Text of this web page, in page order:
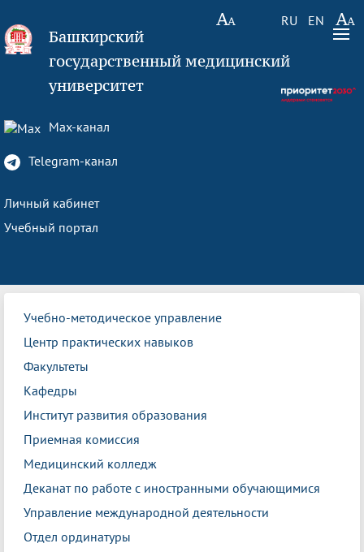
RU EN
Башкирский
государственный медицинский
университет
Max-канал
Telegram-канал
Личный кабинет
Учебный портал
Учебно-методическое управление
Центр практических навыков
Факультеты
Кафедры
Институт развития образования
Приемная комиссия
Медицинский колледж
Деканат по работе с иностранными обучающимися
Управление международной деятельности
Отдел ординатуры